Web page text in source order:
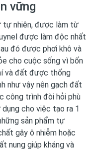
vững
tự nhiên, được làm từ
được làm độc nhất
đó được phơi khô và
cho cuộc sống vì bốn
và đất được thống
như vậy nên gạch đất
công trình đòi hỏi phù
cho việc tạo ra 1
sản phẩm tự
gây ô nhiễm hoặc
nung giúp kháng và